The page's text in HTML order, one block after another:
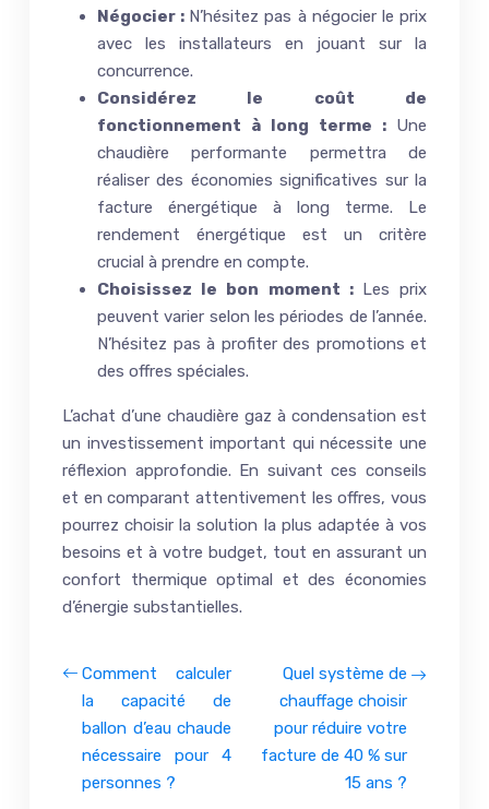
Négocier : N’hésitez pas à négocier le prix
avec les installateurs en jouant sur la
concurrence.
Considérez le coût de
fonctionnement à long terme : Une
chaudière performante permettra de
réaliser des économies significatives sur la
facture énergétique à long terme. Le
rendement énergétique est un critère
crucial à prendre en compte.
Choisissez le bon moment : Les prix
peuvent varier selon les périodes de l’année.
N’hésitez pas à profiter des promotions et
des offres spéciales.
L’achat d’une chaudière gaz à condensation est
un investissement important qui nécessite une
réflexion approfondie. En suivant ces conseils
et en comparant attentivement les offres, vous
pourrez choisir la solution la plus adaptée à vos
besoins et à votre budget, tout en assurant un
confort thermique optimal et des économies
d’énergie substantielles.
Comment calculer
la capacité de
ballon d’eau chaude
nécessaire pour 4
personnes ?
Quel système de
chauffage choisir
pour réduire votre
facture de 40 % sur
15 ans ?